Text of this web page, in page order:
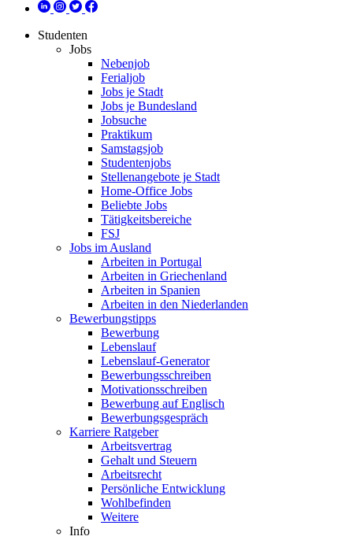
Studenten
Jobs
Nebenjob
Ferialjob
Jobs je Stadt
Jobs je Bundesland
Jobsuche
Praktikum
Samstagsjob
Studentenjobs
Stellenangebote je Stadt
Home-Office Jobs
Beliebte Jobs
Tätigkeitsbereiche
FSJ
Jobs im Ausland
Arbeiten in Portugal
Arbeiten in Griechenland
Arbeiten in Spanien
Arbeiten in den Niederlanden
Bewerbungstipps
Bewerbung
Lebenslauf
Lebenslauf-Generator
Bewerbungsschreiben
Motivationsschreiben
Bewerbung auf Englisch
Bewerbungsgespräch
Karriere Ratgeber
Arbeitsvertrag
Gehalt und Steuern
Arbeitsrecht
Persönliche Entwicklung
Wohlbefinden
Weitere
Info